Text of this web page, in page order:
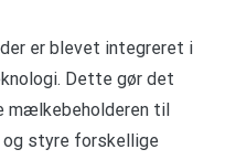
er blevet integreret i
Dette gør det
til
styre forskellige